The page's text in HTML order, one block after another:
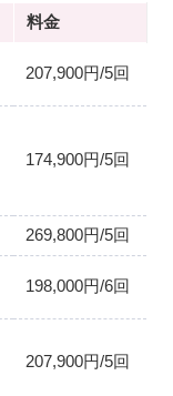
料金
207,900円/5回
174,900円/5回
269,800円/5回
198,000円/6回
207,900円/5回